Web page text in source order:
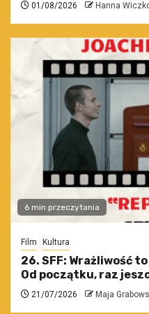
01/08/2026 Hanna
6 min przeczytania
Film Kultura
26. SFF: Wrażliwość
Od początku, raz
21/07/2026 Maja